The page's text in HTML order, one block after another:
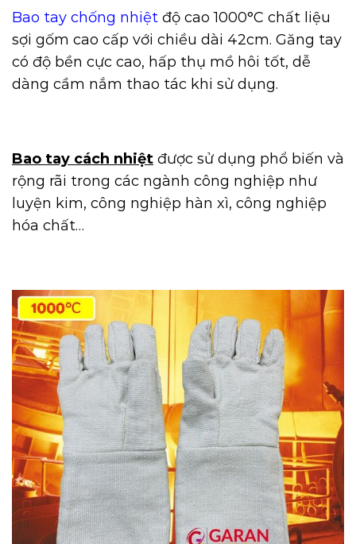
Bao tay chống nhiệt độ cao 1000°C chất liệu
sợi gốm cao cấp với chiều dài 42cm. Găng tay
có độ bền cực cao, hấp thụ mồ hôi tốt, dễ
dàng cầm nắm thao tác khi sử dụng.
Bao tay cách nhiệt được sử dụng phổ biến và
rộng rãi trong các ngành công nghiệp như
luyện kim, công nghiệp hàn xì, công nghiệp
hóa chất…